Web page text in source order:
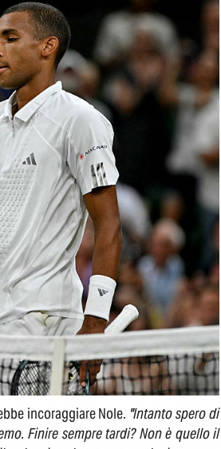
incoraggiare Nole. "Intanto spero di
Finire sempre tardi? Non è quello il